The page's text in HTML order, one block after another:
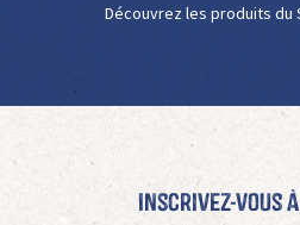
Découvrez les produits du
Inscrivez-vous